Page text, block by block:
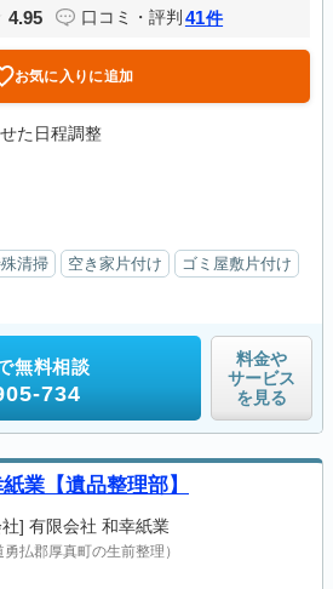
4.95 口コミ・評判 41件
お気に入りに追加
た日程調整
清掃 空き家片付け
ゴミ屋敷片付け
無料相談
734
料金や
サービス
を見る
業【遺品整理部】
] 有限会社 和幸紙業
勇払郡厚真町の生前整理）